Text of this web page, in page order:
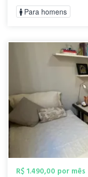
Para homens
R$ 1.490,00 por mês